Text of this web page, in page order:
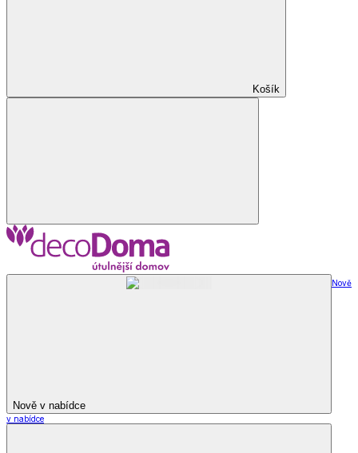
Košík
Nově v nabídce
Nově
v nabídce